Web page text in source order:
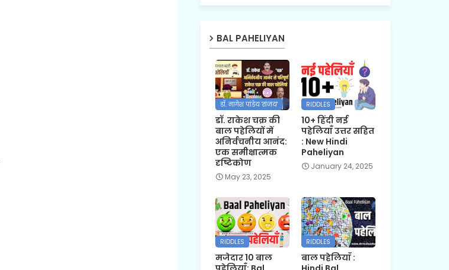
BAL PAHELIYAN
डॉ. नागेश पांडेय 'संजय'
डॉ. राकेश चक्र की
बाल पहेलियों में
अनिर्वचनीय आनंद:
एक समीक्षात्मक
दृष्टिकोण
May 23, 2025
RIDDLES
10+ हिंदी नई
पहेलियाँ उत्तर सहित
: New Hindi
Paheliyan
January 24, 2025
RIDDLES
मजेदार 10 बाल
RIDDLES
बाल पहेलियाँ :